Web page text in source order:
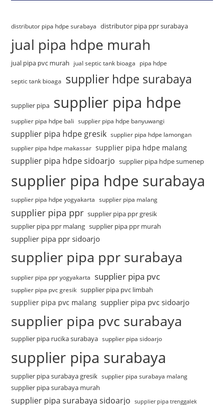
distributor pipa hdpe surabaya distributor pipa ppr surabaya
jual pipa hdpe murah
jual pipa pvc murah jual septic tank bioaga pipa hdpe
septic tank bioaga supplier hdpe surabaya
supplier pipa supplier pipa hdpe
supplier pipa hdpe bali supplier pipa hdpe banyuwangi
supplier pipa hdpe gresik supplier pipa hdpe lamongan
supplier pipa hdpe makassar supplier pipa hdpe malang
supplier pipa hdpe sidoarjo supplier pipa hdpe sumenep
supplier pipa hdpe surabaya
supplier pipa hdpe yogyakarta supplier pipa malang
supplier pipa ppr supplier pipa ppr gresik
supplier pipa ppr malang supplier pipa ppr murah
supplier pipa ppr sidoarjo
supplier pipa ppr surabaya
supplier pipa ppr yogyakarta supplier pipa pvc
supplier pipa pvc gresik supplier pipa pvc limbah
supplier pipa pvc malang supplier pipa pvc sidoarjo
supplier pipa pvc surabaya
supplier pipa rucika surabaya supplier pipa sidoarjo
supplier pipa surabaya
supplier pipa surabaya gresik supplier pipa surabaya malang
supplier pipa surabaya murah
supplier pipa surabaya sidoarjo supplier pipa trenggalek